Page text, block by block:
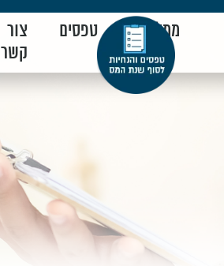
ממליצים טפסים
צור
קשר